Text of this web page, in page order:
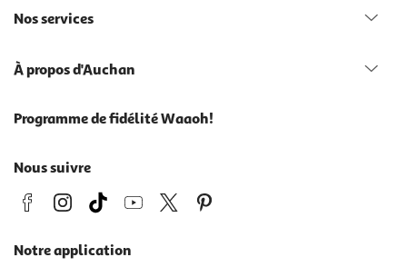
Nos services
À propos d'Auchan
Programme de fidélité Waaoh!
Nous suivre
Notre application